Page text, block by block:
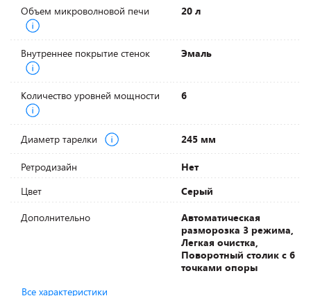
Объем микроволновой печи
20 л
Внутреннее покрытие стенок Эмаль
Количество уровней мощности 6
Диаметр тарелки 245 мм
Ретродизайн
Нет
Цвет
Серый
Дополнительно
Автоматическая
разморозка 3 режима,
Легкая очистка,
Поворотный столик с 6
точками опоры
Все характеристики